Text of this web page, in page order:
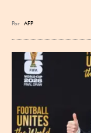
Por AFP